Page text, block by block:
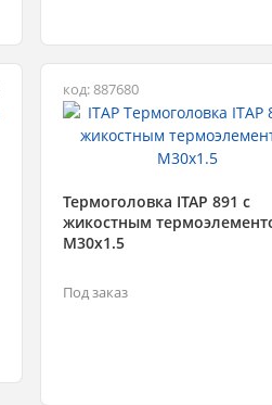
код: 887680
Термоголовка ITAP 891 с
жикостным
М30x1.5
Под заказ